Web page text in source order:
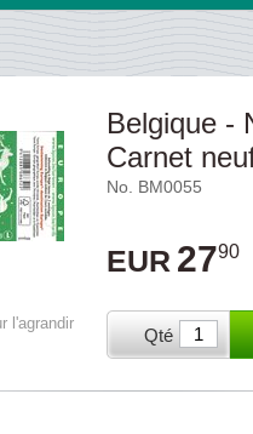
l'agrandir
Belgique -
Carnet
No. BM0055
EUR 2790
Qté